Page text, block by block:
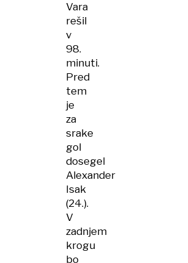
Vara
rešil
v
98.
minuti.
Pred
tem
je
za
srake
gol
dosegel
Alexander
Isak
(24.).
V
zadnjem
krogu
bo